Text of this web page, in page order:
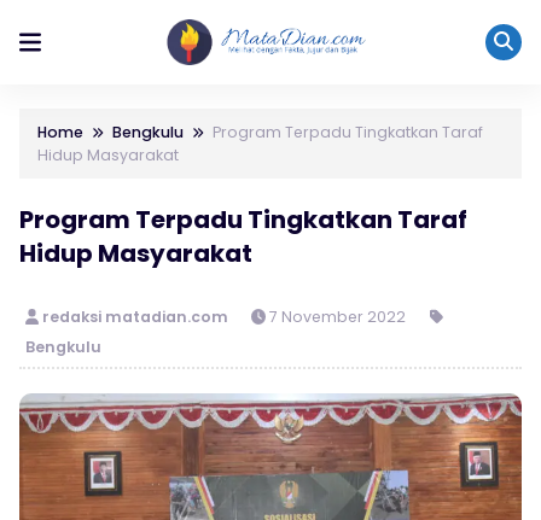
Home Bengkulu
Program Terpadu Tingkatkan Taraf
Hidup Masyarakat
Program Terpadu Tingkatkan Taraf
Hidup Masyarakat
redaksi matadian.com
7 November 2022
Bengkulu